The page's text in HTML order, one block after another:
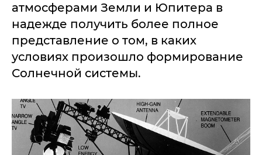
атмосферами Земли и Юпитера в
надежде получить более полное
представление о том, в каких
условиях произошло формирование
Солнечной системы.